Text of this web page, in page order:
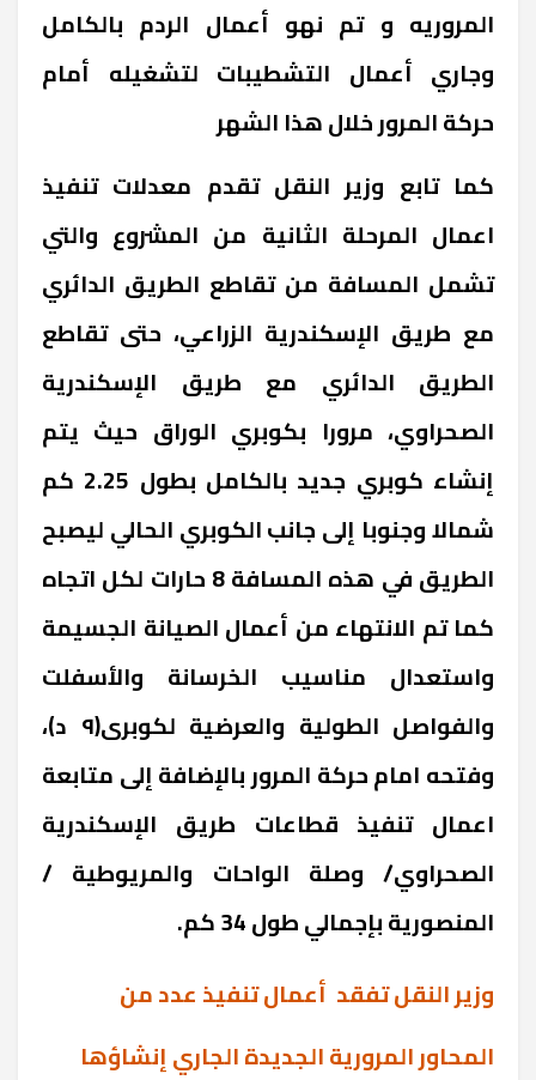
المروريه و تم نهو أعمال الردم بالكامل
وجاري أعمال التشطيبات لتشغيله أمام
حركة المرور خلال هذا الشهر
كما تابع وزير النقل تقدم معدلات تنفيذ
اعمال المرحلة الثانية من المشروع والتي
تشمل المسافة من تقاطع الطريق الدائري
مع طريق الإسكندرية الزراعي، حتى تقاطع
الطريق الدائري مع طريق الإسكندرية
الصحراوي، مرورا بكوبري الوراق حيث يتم
إنشاء كوبري جديد بالكامل بطول 2.25 كم
شمالا وجنوبا إلى جانب الكوبري الحالي ليصبح
الطريق في هذه المسافة 8 حارات لكل اتجاه
كما تم الانتهاء من أعمال الصيانة الجسيمة
واستعدال مناسيب الخرسانة والأسفلت
والفواصل الطولية والعرضية لكوبرى(٩ د)،
وفتحه امام حركة المرور بالإضافة إلى متابعة
اعمال تنفيذ قطاعات طريق الإسكندرية
الصحراوي/ وصلة الواحات والمريوطية /
المنصورية بإجمالي طول 34 كم.
وزير النقل تفقد أعمال تنفيذ عدد من
المحاور المرورية الجديدة الجاري إنشاؤها